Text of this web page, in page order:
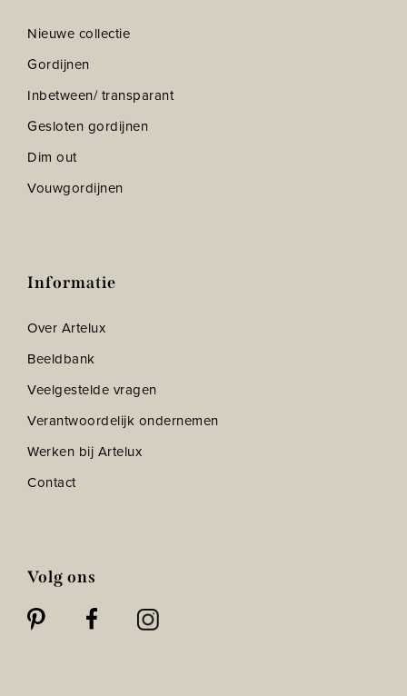
Nieuwe collectie
Gordijnen
Inbetween/ transparant
Gesloten gordijnen
Dim out
Vouwgordijnen
Informatie
Over Artelux
Beeldbank
Veelgestelde vragen
Verantwoordelijk ondernemen
Werken bij Artelux
Contact
Volg ons